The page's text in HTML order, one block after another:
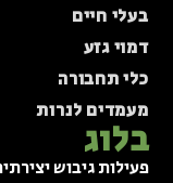
בעלי חיים
דמוי גזע
כלי תחבורה
מעמדים לנרות
בלוג
פעילות גיבוש